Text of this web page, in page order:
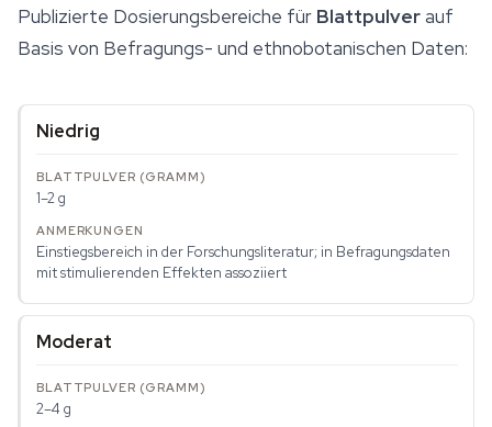
Publizierte Dosierungsbereiche für Blattpulverauf
Basis von Befragungs- und ethnobotanischen Daten:
Niedrig
1–2 g
Einstiegsbereich in der Forschungsliteratur; in Befragungsdaten
mit stimulierenden Effekten assoziiert
Moderat
2–4 g